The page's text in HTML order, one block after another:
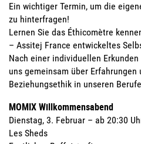
Ein wichtiger Termin, um die
zu hinterfragen!
Lernen Sie das Éthicomètre
– Assitej France entwickeltes
Nach einer individuellen
uns gemeinsam über Erfahrungen
Beziehungsethik in unseren
MOMIX Willkommensabend
Dienstag, 3. Februar – ab 20:30
Les Sheds